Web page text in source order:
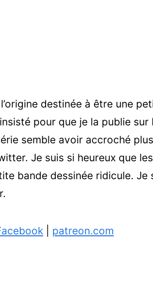
destinée à être une
pour que je la publie
semble avoir accroché
Je suis si heureux que
bande dessinée ridicule. Je
patreon.com